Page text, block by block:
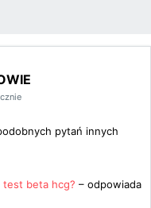
pytań innych
test beta hcg? – odpowiada